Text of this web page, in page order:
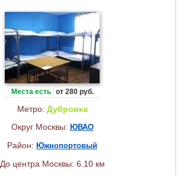
Места есть от 280 руб.
Метро: Дубровка
Округ Москвы: ЮВАО
Район: Южнопортовый
До центра Москвы: 6.10 км